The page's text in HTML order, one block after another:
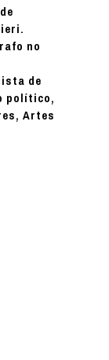
no
de
político,
Artes